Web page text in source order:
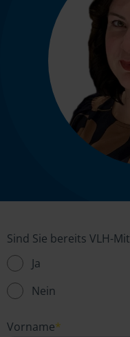
Sind Sie bereits VLH-
Ja
Nein
Vorname*